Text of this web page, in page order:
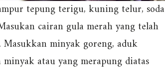
tepung terigu, kuning telur, soda
cairan gula merah yang telah
minyak goreng, aduk
atau yang merapung diatas